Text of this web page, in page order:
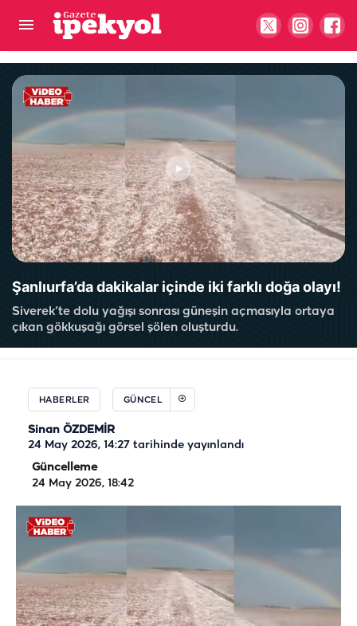
Şanlıurfa’da dakikalar içinde iki farklı doğa olayı!
Siverek’te dolu yağışı sonrası güneşin açmasıyla ortaya
çıkan gökkuşağı görsel şölen oluşturdu.
HABERLER GÜNCEL
Sinan ÖZDEMİR
24 May 2026, 14:27 tarihinde yayınlandı
Güncelleme
24 May 2026, 18:42
Tapuda yeni dönem! Yapmayan satamayacak,
para böyle ödenecek